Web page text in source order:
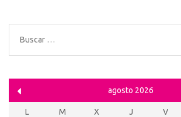
Buscar:
agosto 2026
L M X J V